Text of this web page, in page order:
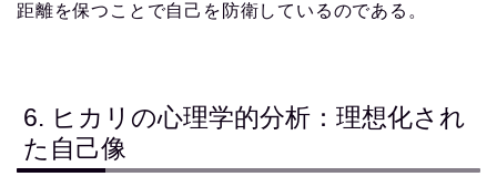
距離を保つことで自己を防衛しているのである。
6. ヒカリの心理学的分析：理想化され
た自己像